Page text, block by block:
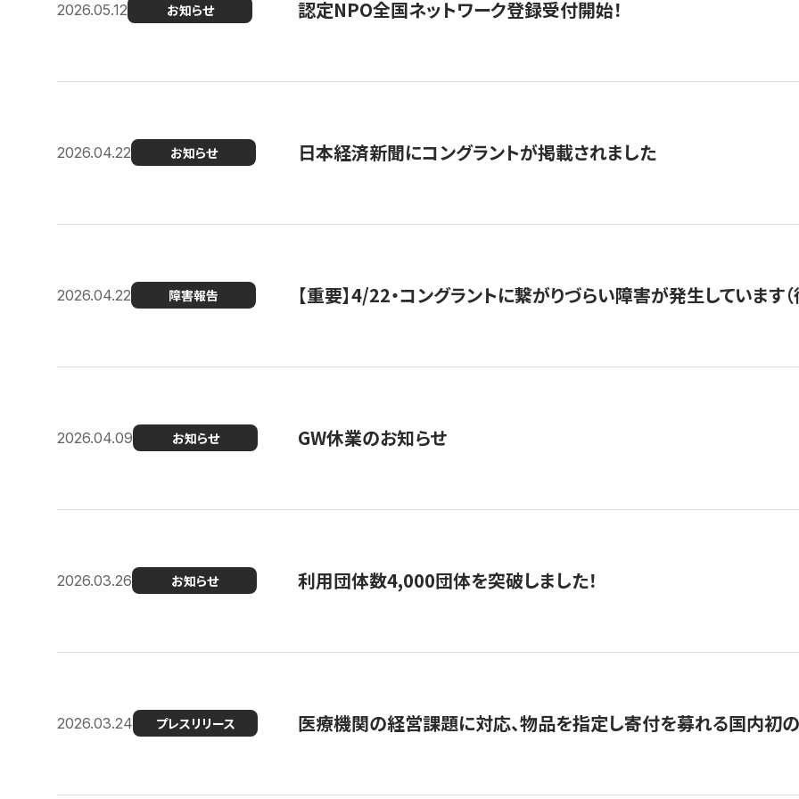
2026.05.12 お知らせ 認定NPO全国ネットワーク登録受付開始！
2026.04.22 お知らせ 日本経済新聞にコングラントが掲載されました
2026.04.22 障害報告 【重要】4/22・コングラントに繋がりづらい障害が発生しています（
2026.04.09 お知らせ GW休業のお知らせ
2026.03.26 お知らせ 利用団体数4,000団体を突破しました！
2026.03.24 プレスリリース 医療機関の経営課題に対応、物品を指定し寄付を募れる国内初の